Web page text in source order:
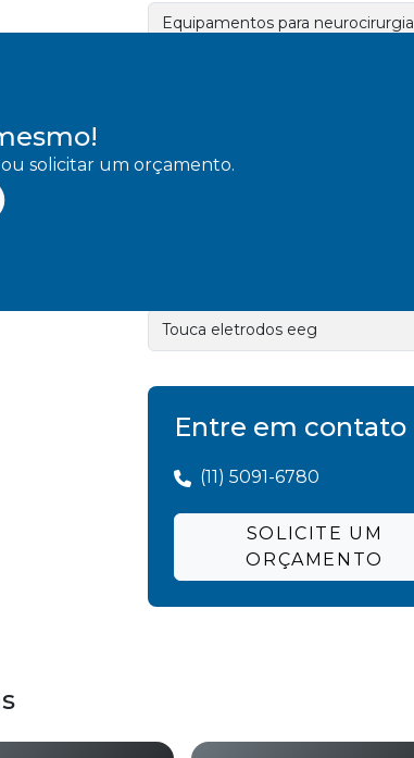
solicitar um orçamento.
Equipamentos para neurocirurgia
Sistemas de eye tracking
Touca eletrodos eeg
Entre em contato
(11) 5091-6780
SOLICITE UM
ORÇAMENTO